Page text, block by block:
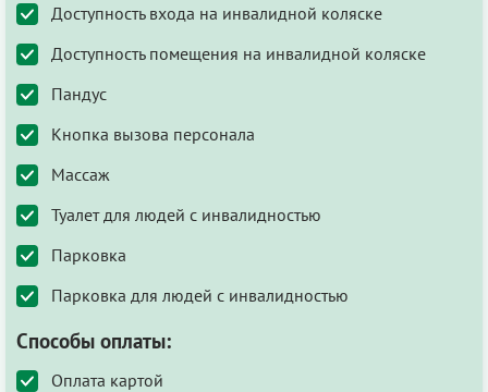
Доступность входа на инвалидной коляске
Доступность помещения на инвалидной коляске
Пандус
Кнопка вызова персонала
Массаж
Туалет для людей с инвалидностью
Парковка
Парковка для людей с инвалидностью
Способы оплаты:
Оплата картой